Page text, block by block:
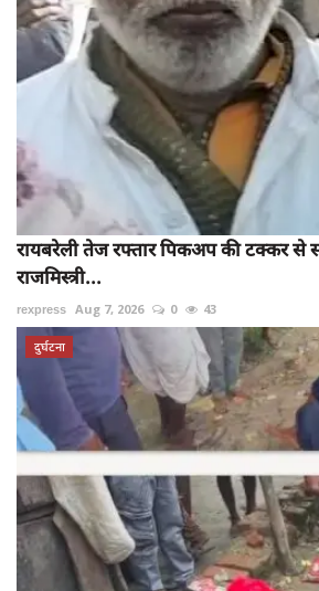
रायबरेली तेज रफ्तार पिकअप की टक्कर से
राजमिस्त्री...
rexpress Aug 7, 2026 0 43
दुर्घटना